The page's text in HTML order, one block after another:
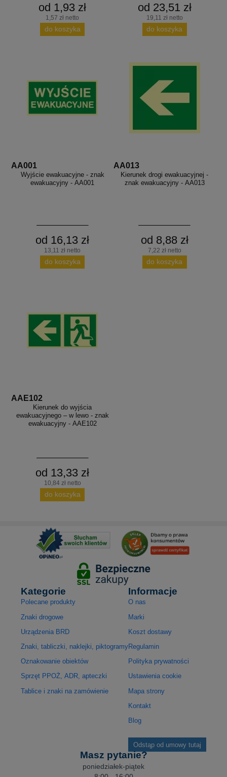
od 1,93 zł
1,57 zł netto
do koszyka
od 23,51 zł
19,11 zł netto
do koszyka
AA001
Wyjście ewakuacyjne - znak
ewakuacyjny - AA001
od 16,13 zł
13,11 zł netto
do koszyka
AA013
Kierunek drogi ewakuacyjnej -
znak ewakuacyjny - AA013
od 8,88 zł
7,22 zł netto
do koszyka
AAE102
Kierunek do wyjścia
ewakuacyjnego – w lewo - znak
ewakuacyjny - AAE102
od 13,33 zł
10,84 zł netto
do koszyka
Kategorie
Polecane produkty
Znaki drogowe
Urządzenia BRD
Znaki, tabliczki, naklejki, piktogramy
Oznakowanie obiektów
Sprzęt PPOŻ, ADR, apteczki
Tablice i znaki na zamówienie
Informacje
O nas
Marki
Koszt dostawy
Regulamin
Polityka prywatności
Ustawienia cookie
Mapa strony
Kontakt
Blog
Odstąp od umowy tutaj
Masz pytanie?
poniedziałek-piątek